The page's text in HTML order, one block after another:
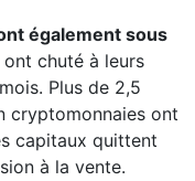
également sous
chuté à leurs
Plus de 2,5
cryptomonnaies ont
capitaux quittent
à la vente.